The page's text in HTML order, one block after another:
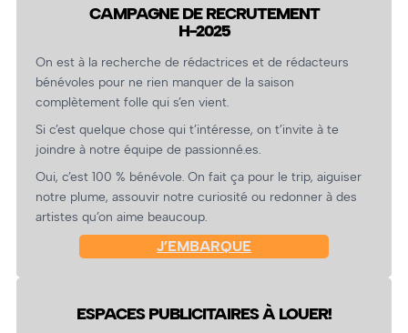
CAMPAGNE DE RECRUTEMENT
H-2025
On est à la recherche de rédactrices et de rédacteurs
bénévoles pour ne rien manquer de la saison
complètement folle qui s’en vient.
Si c’est quelque chose qui t’intéresse, on t’invite à te
joindre à notre équipe de passionné.es.
Oui, c’est 100 % bénévole. On fait ça pour le trip, aiguiser
notre plume, assouvir notre curiosité ou redonner à des
artistes qu’on aime beaucoup.
J’EMBARQUE
ESPACES PUBLICITAIRES À LOUER!